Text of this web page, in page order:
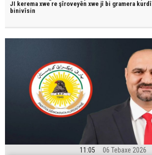
JI kerema xwe re şîroveyên xwe jî bi gramera kurdî
binivîsin
11:05 06 Tebaxe 2026